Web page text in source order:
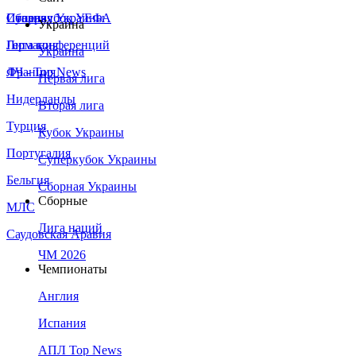
Сборная Украины
Италия
Германия
Франция
Нидерланды
Турция
Португалия
Бельгия
МЛС
Саудовская Аравия
Суперкубок УЕФА
Лига конференций
ЛЧ - Top News
Украина
Украина
Первая лига
Вторая лига
Кубок Украины
Суперкубок Украины
Сборная Украины
Сборные
Лига наций
ЧМ 2026
Чемпионаты
Англия
Испания
АПЛ Top News